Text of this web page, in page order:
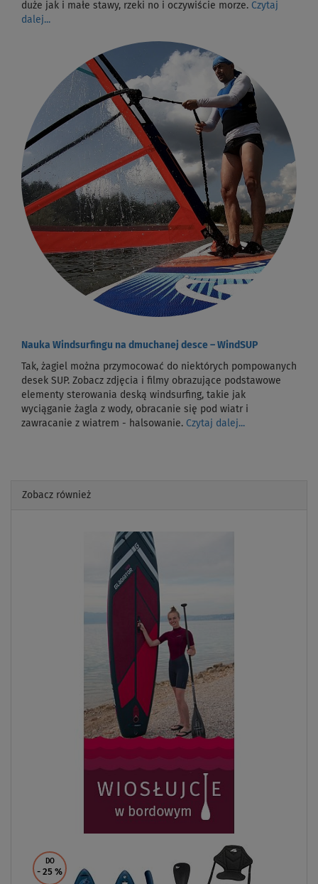
duże jak i małe stawy, rzeki no i oczywiście morze. Czytaj
dalej...
Nauka Windsurfingu na dmuchanej desce – WindSUP
Tak, żagiel można przymocować do niektórych pompowanych
desek SUP. Zobacz zdjęcia i filmy obrazujące podstawowe
elementy sterowania deską windsurfing, takie jak
wyciąganie żagla z wody, obracanie się pod wiatr i
zawracanie z wiatrem - halsowanie. Czytaj dalej...
Zobacz również
DO
- 25 %